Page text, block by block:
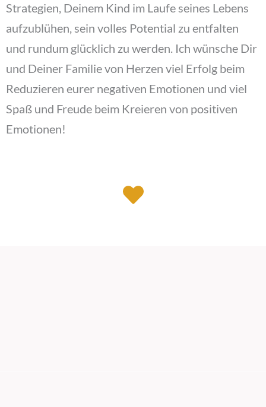
Strategien, Deinem Kind im Laufe seines Lebens
aufzublühen, sein volles Potential zu entfalten
und rundum glücklich zu werden. Ich wünsche Dir
und Deiner Familie von Herzen viel Erfolg beim
Reduzieren eurer negativen Emotionen und viel
Spaß und Freude beim Kreieren von positiven
Emotionen!